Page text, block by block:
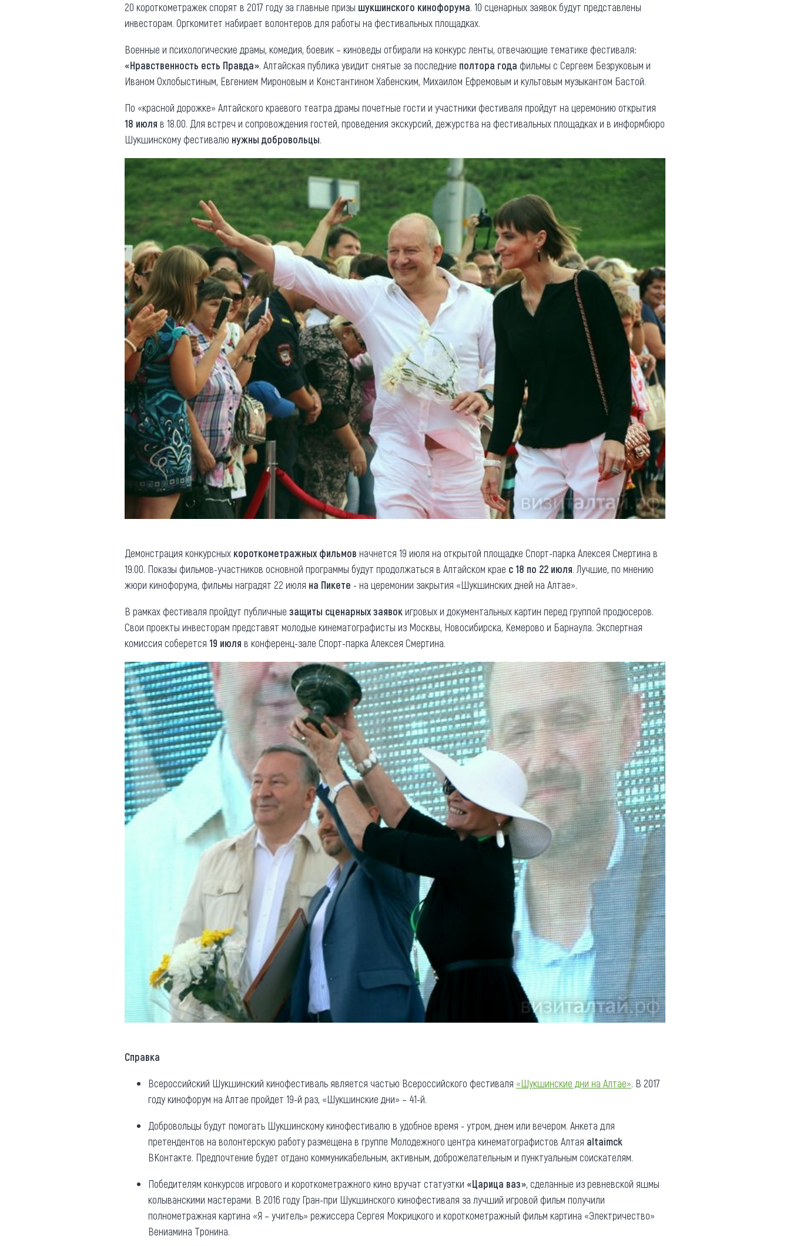
20 короткометражек спорят в 2017 году за главные призы шукшинского кинофорума. 10 сценарных заявок будут представлены
инвесторам. Оргкомитет набирает волонтеров для работы на фестивальных площадках.
Военные и психологические драмы, комедия, боевик – киноведы отбирали на конкурс ленты, отвечающие тематике фестиваля:
«Нравственность есть Правда». Алтайская публика увидит снятые за последние полтора года фильмы с Сергеем Безруковым и
Иваном Охлобыстиным, Евгением Мироновым и Константином Хабенским, Михаилом Ефремовым и культовым музыкантом Бастой.
По «красной дорожке» Алтайского краевого театра драмы почетные гости и участники фестиваля пройдут на церемонию открытия
18 июля в 18.00. Для встреч и сопровождения гостей, проведения экскурсий, дежурства на фестивальных площадках и в информбюро
Шукшинскому фестивалю нужны добровольцы.
Демонстрация конкурсных короткометражных фильмов начнется 19 июля на открытой площадке Спорт-парка Алексея Смертина в
19.00. Показы фильмов-участников основной программы будут продолжаться в Алтайском крае с 18 по 22 июля. Лучшие, по мнению
жюри кинофорума, фильмы наградят 22 июля на Пикете - на церемонии закрытия «Шукшинских дней на Алтае».
В рамках фестиваля пройдут публичные защиты сценарных заявокигровых и документальных картин перед группой продюсеров.
Свои проекты инвесторам представят молодые кинематографисты из Москвы, Новосибирска, Кемерово и Барнаула. Экспертная
комиссия соберется 19 июля в конференц-зале Спорт-парка Алексея Смертина.
Справка
Всероссийский Шукшинский кинофестиваль является частью Всероссийского фестиваля «Шукшинские дни на Алтае». В 2017
году кинофорум на Алтае пройдет 19-й раз, «Шукшинские дни» – 41-й.
Добровольцы будут помогать Шукшинскому кинофестивалю в удобное время - утром, днем или вечером. Анкета для
претендентов на волонтерскую работу размещена в группе Молодежного центра кинематографистов Алтая altaimck
ВКонтакте. Предпочтение будет отдано коммуникабельным, активным, доброжелательным и пунктуальным соискателям.
Победителям конкурсов игрового и короткометражного кино вручат статуэтки «Царица ваз», сделанные из ревневской яшмы
колыванскими мастерами. В 2016 году Гран-при Шукшинского кинофестиваля за лучший игровой фильм получили
полнометражная картина «Я – учитель» режиссера Сергея Мокрицкого и короткометражный фильм картина «Электричество»
Вениамина Тронина.